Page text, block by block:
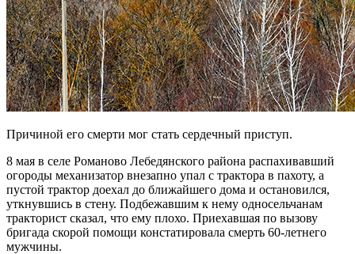
Причиной его смерти мог стать сердечный приступ.
8 мая в селе Романово Лебедянского района распахивавший
огороды механизатор внезапно упал с трактора в пахоту, а
пустой трактор доехал до ближайшего дома и остановился,
уткнувшись в стену. Подбежавшим к нему односельчанам
тракторист сказал, что ему плохо. Приехавшая по вызову
бригада скорой помощи констатировала смерть 60-летнего
мужчины.